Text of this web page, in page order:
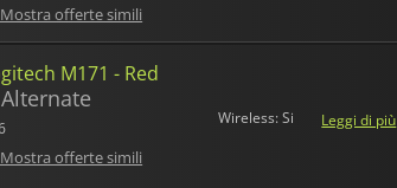
Mostra offerte simili
M171 - Red
Alternate
Mostra offerte simili
Wireless: Si Leggi di più